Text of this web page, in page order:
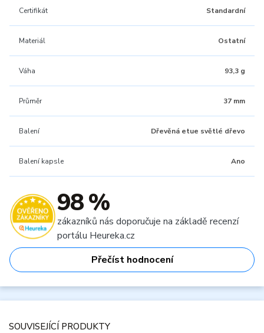
Certifikát Standardní
Materiál Ostatní
Váha 93,3 g
Průměr 37 mm
Balení Dřevěná etue světlé dřevo
Balení kapsle Ano
98 %
zákazníků nás doporučuje na základě recenzí
portálu Heureka.cz
Přečíst hodnocení
SOUVISEJÍCÍ PRODUKTY